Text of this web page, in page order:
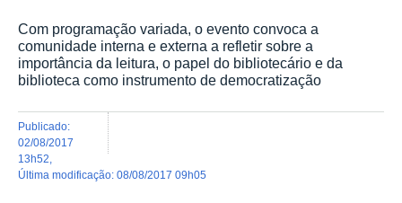
Com programação variada, o evento convoca a
comunidade interna e externa a refletir sobre a
importância da leitura, o papel do bibliotecário e da
biblioteca como instrumento de democratização
publicado:
02/08/2017
13h52
última modificação: 08/08/2017 09h05